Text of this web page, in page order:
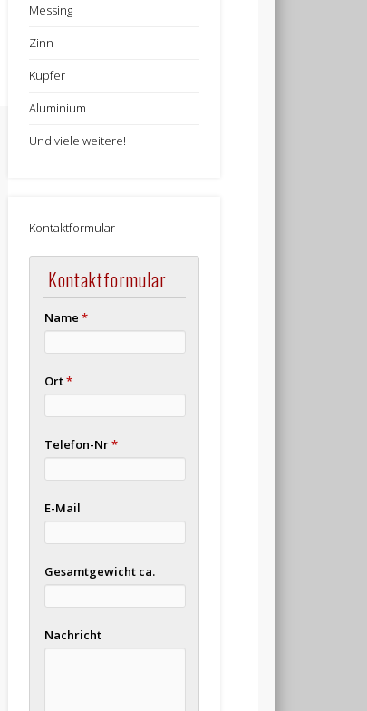
Messing
Zinn
Kupfer
Aluminium
Und viele weitere!
Kontaktformular
Kontaktformular
Name *
Ort*
Telefon-Nr*
E-Mail
Gesamtgewicht ca.
Nachricht